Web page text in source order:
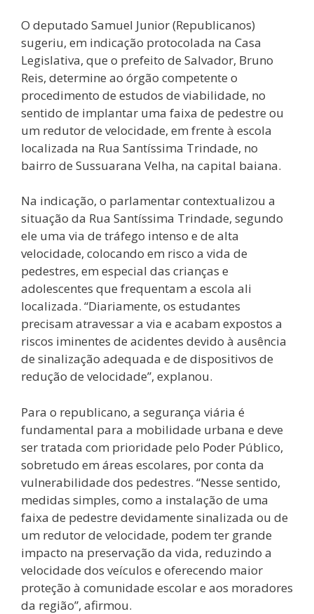
O deputado Samuel Junior (Republicanos)
sugeriu, em indicação protocolada na Casa
Legislativa, que o prefeito de Salvador, Bruno
Reis, determine ao órgão competente o
procedimento de estudos de viabilidade, no
sentido de implantar uma faixa de pedestre ou
um redutor de velocidade, em frente à escola
localizada na Rua Santíssima Trindade, no
bairro de Sussuarana Velha, na capital baiana.
Na indicação, o parlamentar contextualizou a
situação da Rua Santíssima Trindade, segundo
ele uma via de tráfego intenso e de alta
velocidade, colocando em risco a vida de
pedestres, em especial das crianças e
adolescentes que frequentam a escola ali
localizada. “Diariamente, os estudantes
precisam atravessar a via e acabam expostos a
riscos iminentes de acidentes devido à ausência
de sinalização adequada e de dispositivos de
redução de velocidade”, explanou.
Para o republicano, a segurança viária é
fundamental para a mobilidade urbana e deve
ser tratada com prioridade pelo Poder Público,
sobretudo em áreas escolares, por conta da
vulnerabilidade dos pedestres. “Nesse sentido,
medidas simples, como a instalação de uma
faixa de pedestre devidamente sinalizada ou de
um redutor de velocidade, podem ter grande
impacto na preservação da vida, reduzindo a
velocidade dos veículos e oferecendo maior
proteção à comunidade escolar e aos moradores
da região”, afirmou.